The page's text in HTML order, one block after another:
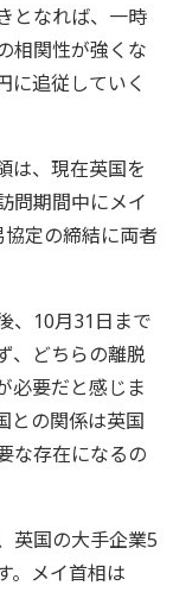
となれば、一時
相関性が強くな
に追従していく
は、現在英国を
問期間中にメイ
定の締結に両者
、10月31日まで
、どちらの離脱
必要だと感じま
との関係は英国
な存在になるの
英国の大手企業5
。メイ首相は